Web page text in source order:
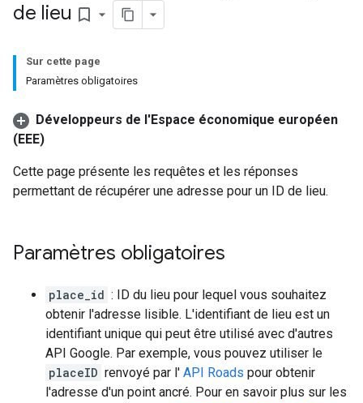
de lieu bookmark_border
Sur cette page
Paramètres obligatoires
Développeurs de l'Espace économique européen
(EEE)
Cette page présente les requêtes et les réponses
permettant de récupérer une adresse pour un ID de lieu.
Paramètres obligatoires
place_id : ID du lieu pour lequel vous souhaitez
obtenir l'adresse lisible. L'identifiant de lieu est un
identifiant unique qui peut être utilisé avec d'autres
API Google. Par exemple, vous pouvez utiliser le
placeID renvoyé par l' API Roads pour obtenir
l'adresse d'un point ancré. Pour en savoir plus sur les